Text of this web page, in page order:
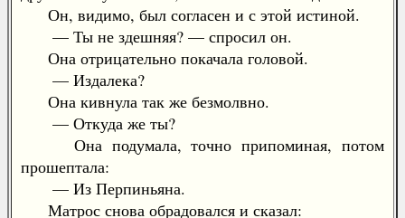
Он, видимо, был согласен и с этой истиной.
— Ты не здешняя? — спросил он.
Она отрицательно покачала головой.
— Издалека?
Она кивнула так же безмолвно.
— Откуда же ты?
Она подумала, точно припоминая, потом
прошептала:
— Из Перпиньяна.
Матрос снова обрадовался и сказал: